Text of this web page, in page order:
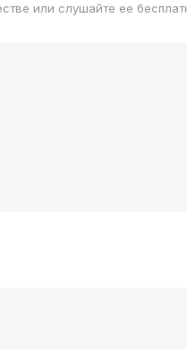
или слушайте ее